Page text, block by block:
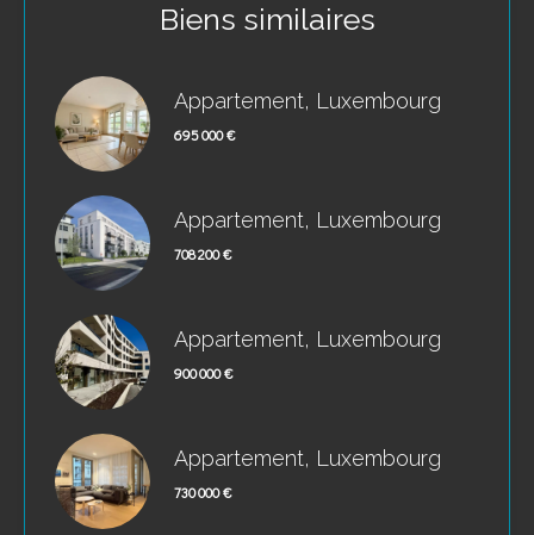
Biens similaires
Appartement, Luxembourg
695 000 €
Appartement, Luxembourg
708 200 €
Appartement, Luxembourg
900 000 €
Appartement, Luxembourg
730 000 €